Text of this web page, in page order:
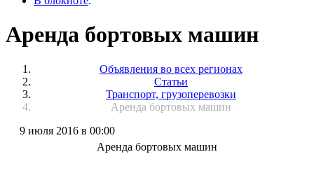
Аренда бортовых машин
Объявления во всех регионах
Статьи
Транспорт, грузоперевозки
Аренда бортовых машин
9 июля 2016 в 00:00
Аренда бортовых машин